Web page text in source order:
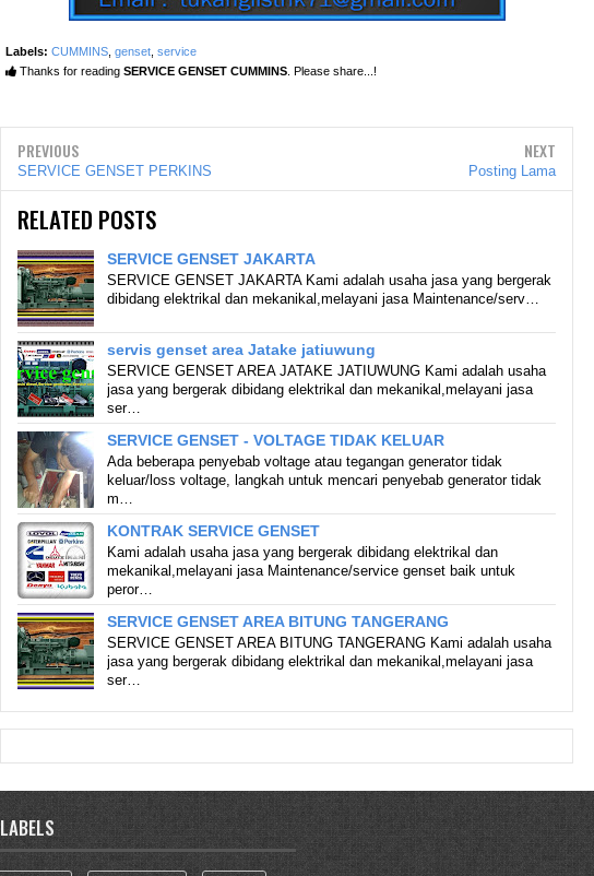
Labels: CUMMINS genset service
Thanks for reading SERVICE GENSET CUMMINS . Please share...!
PREVIOUS
SERVICE GENSET PERKINS
NEXT
Posting Lama
RELATED POSTS
SERVICE GENSET JAKARTA
SERVICE GENSET JAKARTA Kami adalah usaha jasa yang bergerak
dibidang elektrikal dan mekanikal,melayani jasa Maintenance/serv…
servis genset area Jatake jatiuwung
SERVICE GENSET AREA JATAKE JATIUWUNG Kami adalah usaha
jasa yang bergerak dibidang elektrikal dan mekanikal,melayani jasa
ser…
SERVICE GENSET - VOLTAGE TIDAK KELUAR
Ada beberapa penyebab voltage atau tegangan generator tidak
keluar/loss voltage, langkah untuk mencari penyebab generator tidak
m…
KONTRAK SERVICE GENSET
Kami adalah usaha jasa yang bergerak dibidang elektrikal dan
mekanikal,melayani jasa Maintenance/service genset baik untuk
peror…
SERVICE GENSET AREA BITUNG TANGERANG
SERVICE GENSET AREA BITUNG TANGERANG Kami adalah usaha
jasa yang bergerak dibidang elektrikal dan mekanikal,melayani jasa
ser…
LABELS